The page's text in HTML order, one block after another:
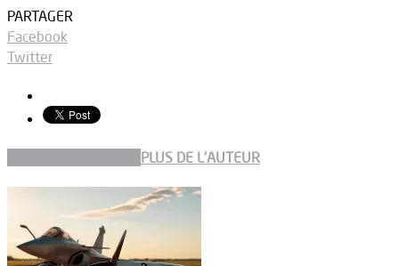
PARTAGER
Facebook
Twitter
PLUS DE L'AUTEUR